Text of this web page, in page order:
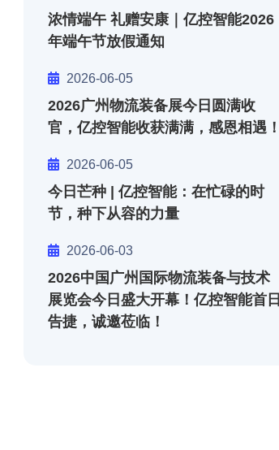
浓情端午 礼赠安康｜亿控智能2026
年端午节放假通知
2026-06-05
2026广州物流装备展今日圆满收
官，亿控智能收获满满，感恩相遇！
2026-06-05
今日芒种 | 亿控智能：在忙碌的时
节，种下从容的力量
2026-06-03
2026中国广州国际物流装备与技术
展览会今日盛大开幕！亿控智能首日
告捷，诚邀莅临！